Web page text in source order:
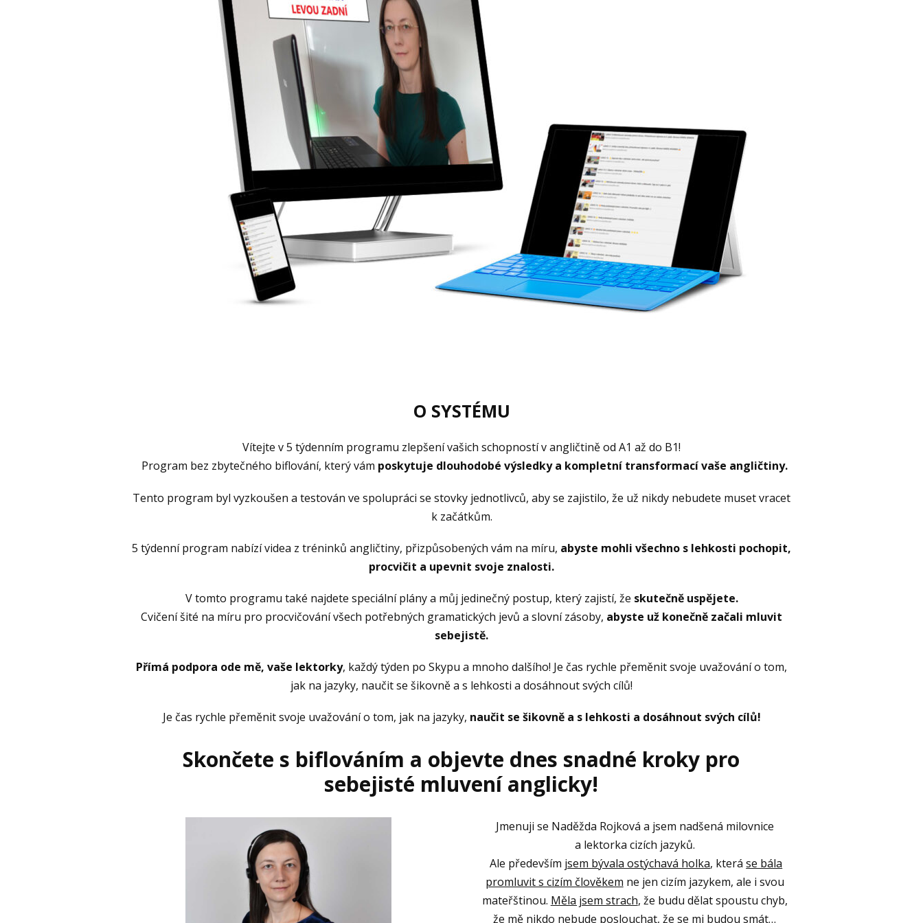
O SYSTÉMU
Vítejte v 5 týdenním programu zlepšení vašich schopností v angličtině od A1 až do B1!
Program bez zbytečného biflování, který vám poskytuje dlouhodobé výsledky a kompletní transformací vaše angličtiny.
Tento program byl vyzkoušen a testován ve spolupráci se stovky jednotlivců, aby se zajistilo, že už nikdy nebudete muset vracet
k začátkům.
5 týdenní program nabízí videa z tréninků angličtiny, přizpůsobených vám na míru, abyste mohli všechno s lehkosti pochopit,
procvičit a upevnit svoje znalosti.
V tomto programu také najdete speciální plány a můj jedinečný postup, který zajistí, že skutečně uspějete.
Cvičení šité na míru pro procvičování všech potřebných gramatických jevů a slovní zásoby, abyste už konečně začali mluvit
sebejistě.
Přímá podpora ode mě, vaše lektorky, každý týden po Skypu a mnoho dalšího! Je čas rychle přeměnit svoje uvažování o tom,
jak na jazyky, naučit se šikovně a s lehkosti a dosáhnout svých cílů!
Je čas rychle přeměnit svoje uvažování o tom, jak na jazyky, naučit se šikovně a s lehkosti a dosáhnout svých cílů!
Skončete s biflováním a objevte dnes snadné kroky pro
sebejisté mluvení anglicky!
Jmenuji se Naděžda Rojková a jsem nadšená milovnice
a lektorka cizích jazyků.
Ale především jsem bývala ostýchavá holka, kteráse bála
promluvit s cizím člověkem ne jen cizím jazykem, ale i svou
mateřštinou. Měla jsem strach, že budu dělat spoustu chyb,
že mě nikdo nebude poslouchat,že se mi budou smát…